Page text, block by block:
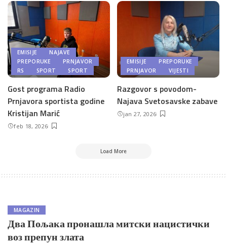
EMISIJE
NAJAVE
PREPORUKE
PRNJAVOR
RS
SPORT SPORT
Gost programa Radio
Prnjavora sportista godine
Kristijan Marić
feb 18, 2026
EMISIJE
PREPORUKE
PRNJAVOR
VIJESTI
Razgovor s povodom-
Najava Svetosavske zabave
jan 27, 2026
Load More
MAGAZIN
Два Пољака пронашла митски нацистички
воз препун злата